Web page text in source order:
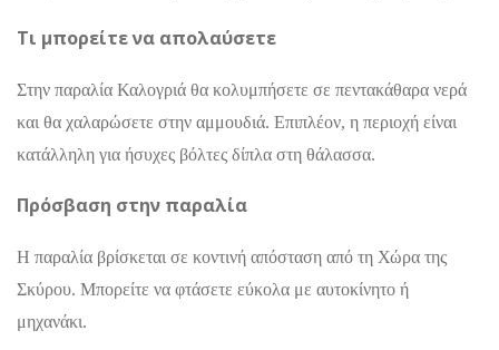
Τι μπορείτε να απολαύσετε
Στην παραλία Καλογριά θα κολυμπήσετε σε πεντακάθαρα νερά
και θα χαλαρώσετε στην αμμουδιά. Επιπλέον, η περιοχή είναι
κατάλληλη για ήσυχες βόλτες δίπλα στη θάλασσα.
Πρόσβαση στην παραλία
Η παραλία βρίσκεται σε κοντινή απόσταση από τη Χώρα της
Σκύρου. Μπορείτε να φτάσετε εύκολα με αυτοκίνητο ή
μηχανάκι.